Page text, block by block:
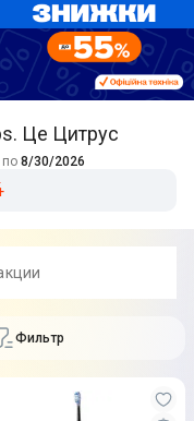
Це Цитрус
по 8/30/2026
Фильтр